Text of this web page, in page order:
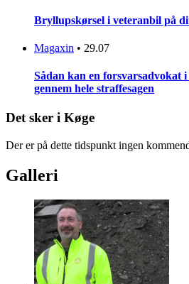
Bryllupskørsel i veteranbil på
Magaxin • 29.07
Sådan kan en forsvarsadvokat
gennem hele straffesagen
Det sker i Køge
Der er på dette tidspunkt ingen
Galleri